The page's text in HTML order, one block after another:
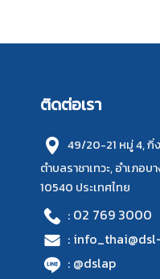
ติดต่อเรา
49/20-21 หมู่ 4, กิ่
ตำบลราชาเทวะ, อำเภอ
10540 ประเทศไทย
: 02 769 3000
:
: @dslap